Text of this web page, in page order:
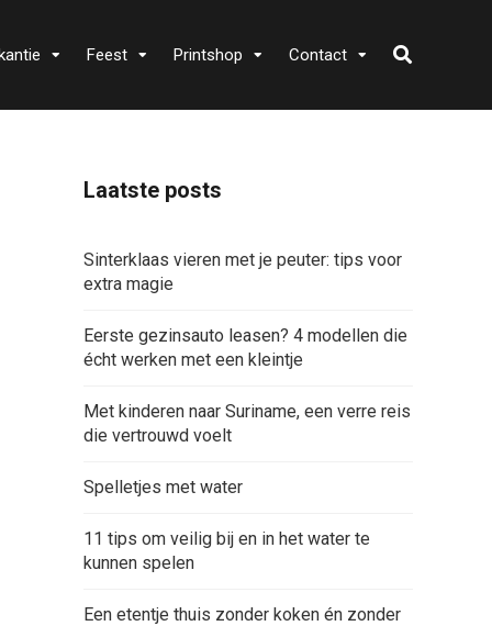
Feest Printshop Contact
Laatste posts
Sinterklaas vieren met je peuter: tips voor
extra magie
Eerste gezinsauto leasen? 4 modellen die
écht werken met een kleintje
Met kinderen naar Suriname, een verre reis
die vertrouwd voelt
Spelletjes met water
11 tips om veilig bij en in het water te
kunnen spelen
Een etentje thuis zonder koken én zonder